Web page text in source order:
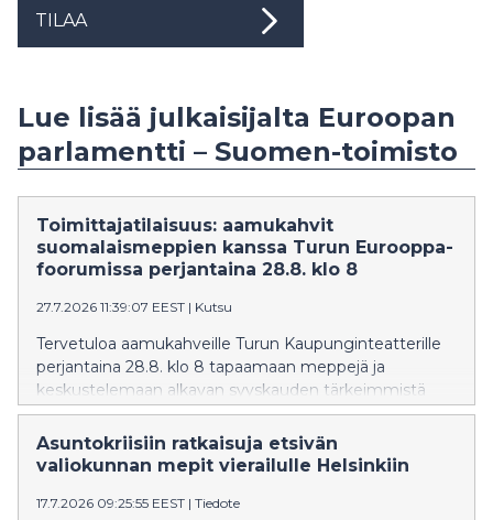
TILAA
Lue lisää julkaisijalta Euroopan
parlamentti – Suomen-toimisto
Toimittajatilaisuus: aamukahvit
suomalaismeppien kanssa Turun Eurooppa-
foorumissa perjantaina 28.8. klo 8
27.7.2026 11:39:07 EEST | Kutsu
Tervetuloa aamukahveille Turun Kaupunginteatterille
perjantaina 28.8. klo 8 tapaamaan meppejä ja
keskustelemaan alkavan syyskauden tärkeimmistä
kysymyksistä.
Asuntokriisiin ratkaisuja etsivän
valiokunnan mepit vierailulle Helsinkiin
17.7.2026 09:25:55 EEST | Tiedote